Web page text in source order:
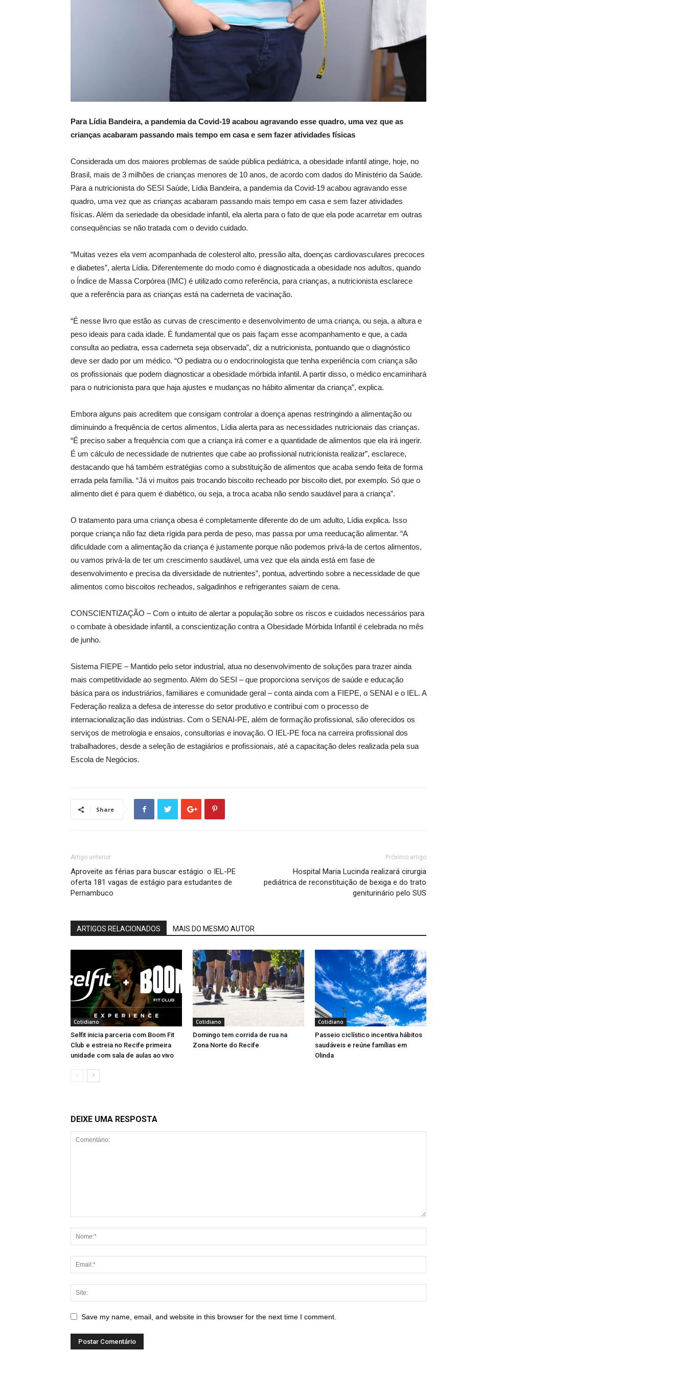
Para Lídia Bandeira, a pandemia da Covid-19 acabou agravando esse quadro, uma vez que as
crianças acabaram passando mais tempo em casa e sem fazer atividades físicas
Considerada um dos maiores problemas de saúde pública pediátrica, a obesidade infantil atinge, hoje, no
Brasil, mais de 3 milhões de crianças menores de 10 anos, de acordo com dados do Ministério da Saúde.
Para a nutricionista do SESI Saúde, Lídia Bandeira, a pandemia da Covid-19 acabou agravando esse
quadro, uma vez que as crianças acabaram passando mais tempo em casa e sem fazer atividades
físicas. Além da seriedade da obesidade infantil, ela alerta para o fato de que ela pode acarretar em outras
consequências se não tratada com o devido cuidado.
“Muitas vezes ela vem acompanhada de colesterol alto, pressão alta, doenças cardiovasculares precoces
e diabetes”, alerta Lídia. Diferentemente do modo como é diagnosticada a obesidade nos adultos, quando
o Índice de Massa Corpórea (IMC) é utilizado como referência, para crianças, a nutricionista esclarece
que a referência para as crianças está na caderneta de vacinação.
“É nesse livro que estão as curvas de crescimento e desenvolvimento de uma criança, ou seja, a altura e
peso ideais para cada idade. É fundamental que os pais façam esse acompanhamento e que, a cada
consulta ao pediatra, essa caderneta seja observada”, diz a nutricionista, pontuando que o diagnóstico
deve ser dado por um médico. “O pediatra ou o endocrinologista que tenha experiência com criança são
os profissionais que podem diagnosticar a obesidade mórbida infantil. A partir disso, o médico encaminhará
para o nutricionista para que haja ajustes e mudanças no hábito alimentar da criança”, explica.
Embora alguns pais acreditem que consigam controlar a doença apenas restringindo a alimentação ou
diminuindo a frequência de certos alimentos, Lídia alerta para as necessidades nutricionais das crianças.
“É preciso saber a frequência com que a criança irá comer e a quantidade de alimentos que ela irá ingerir.
É um cálculo de necessidade de nutrientes que cabe ao profissional nutricionista realizar”, esclarece,
destacando que há também estratégias como a substituição de alimentos que acaba sendo feita de forma
errada pela família. “Já vi muitos pais trocando biscoito recheado por biscoito diet, por exemplo. Só que o
alimento diet é para quem é diabético, ou seja, a troca acaba não sendo saudável para a criança”.
O tratamento para uma criança obesa é completamente diferente do de um adulto, Lídia explica. Isso
porque criança não faz dieta rígida para perda de peso, mas passa por uma reeducação alimentar. “A
dificuldade com a alimentação da criança é justamente porque não podemos privá-la de certos alimentos,
ou vamos privá-la de ter um crescimento saudável, uma vez que ela ainda está em fase de
desenvolvimento e precisa da diversidade de nutrientes”, pontua, advertindo sobre a necessidade de que
alimentos como biscoitos recheados, salgadinhos e refrigerantes saiam de cena.
CONSCIENTIZAÇÃO – Com o intuito de alertar a população sobre os riscos e cuidados necessários para
o combate à obesidade infantil, a conscientização contra a Obesidade Mórbida Infantil é celebrada no mês
de junho.
Sistema FIEPE – Mantido pelo setor industrial, atua no desenvolvimento de soluções para trazer ainda
mais competitividade ao segmento. Além do SESI – que proporciona serviços de saúde e educação
básica para os industriários, familiares e comunidade geral – conta ainda com a FIEPE, o SENAI e o IEL. A
Federação realiza a defesa de interesse do setor produtivo e contribui com o processo de
internacionalização das indústrias. Com o SENAI-PE, além de formação profissional, são oferecidos os
serviços de metrologia e ensaios, consultorias e inovação. O IEL-PE foca na carreira profissional dos
trabalhadores, desde a seleção de estagiários e profissionais, até a capacitação deles realizada pela sua
Escola de Negócios.
Share
Artigo anterior
Aproveite as férias para buscar estágio: o IEL-PE
oferta 181 vagas de estágio para estudantes de
Pernambuco
Próximo artigo
Hospital Maria Lucinda realizará cirurgia
pediátrica de reconstituição de bexiga e do trato
geniturinário pelo SUS
ARTIGOS RELACIONADOS MAIS DO MESMO AUTOR
Cotidiano
Selfit inicia parceria com Boom Fit
Club e estreia no Recife primeira
unidade com sala de aulas ao vivo
Cotidiano
Domingo tem corrida de rua na
Zona Norte do Recife
Cotidiano
Passeio ciclístico incentiva hábitos
saudáveis e reúne famílias em
Olinda
DEIXE UMA RESPOSTA
Save my name, email, and website in this browser for the next time I comment.